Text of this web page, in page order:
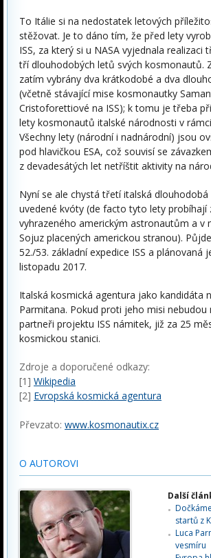
To Itálie si na nedostatek letových
stěžovat. Je to dáno tím, že před lety
ISS, za který si u NASA vyjednala realizaci
tří dlouhodobých letů svých kosmonautů.
zatím vybrány dva krátkodobé a dva
(včetně stávající mise kosmonautky
Cristoforettiové na ISS); k tomu je třeba
lety kosmonautů italské národnosti v
Všechny lety (národní i nadnárodní) jsou
pod hlavičkou ESA, což souvisí se
z devadesátých let netříštit aktivity na
Nyní se ale chystá třetí italská dlouhodobá
uvedené kvóty (de facto tyto lety probíhají
vyhrazeného americkým astronautům a v
Sojuz placených americkou stranou).
52./53. základní expedice ISS a plánovaná
listopadu 2017.
Italská kosmická agentura jako kandidáta
Parmitana. Pokud proti jeho misi
partneři projektu ISS námitek, již za 25
kosmickou stanici.
Zdroje a doporučené odkazy:
[1] Wikipedia
[2] Evropská kosmická agentura
Převzato: www.kosmonautix.cz
O AUTOROVI
Další
startů z
Luca
vesmíru